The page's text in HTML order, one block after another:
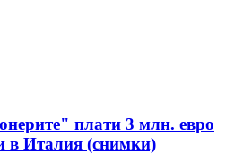
плати 3 млн. евро
в Италия (снимки)